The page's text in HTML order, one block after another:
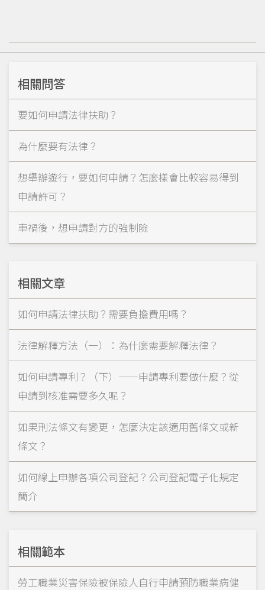
相關問答
要如何申請法律扶助？
為什麼要有法律？
想舉辦遊行，要如何申請？怎麼樣會比較容易得到
申請許可？
車禍後，想申請對方的強制險
相關文章
如何申請法律扶助？需要負擔費用嗎？
法律解釋方法（一）：為什麼需要解釋法律？
如何申請專利？（下）——申請專利要做什麼？從
申請到核准需要多久呢？
如果刑法條文有變更，怎麼決定該適用舊條文或新
條文？
如何線上申辦各項公司登記？公司登記電子化規定
簡介
相關範本
勞工職業災害保險被保險人自行申請預防職業病健